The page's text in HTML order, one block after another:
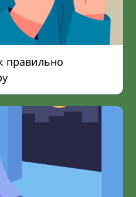
правильно